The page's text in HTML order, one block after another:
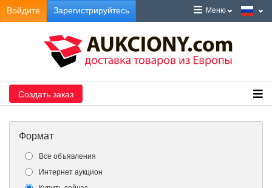
Войдите Зарегистрируйтесь Меню
Создать заказ
Формат
Все объявления
Интернет аукцион